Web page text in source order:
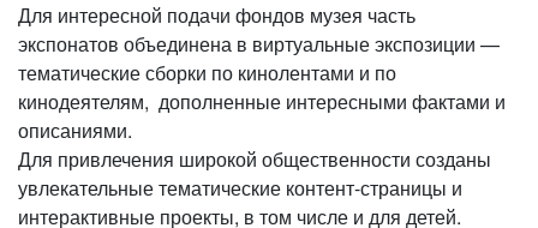
Для интересной подачи фондов музея часть
экспонатов объединена в виртуальные экспозиции —
тематические сборки по кинолентами и по
кинодеятелям, дополненные интересными фактами и
описаниями.
Для привлечения широкой общественности созданы
увлекательные тематические контент-страницы и
интерактивные проекты, в том числе и для детей.